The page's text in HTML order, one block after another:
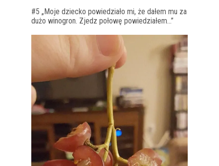
#5 „Moje dziecko powiedziało mi, że dałem mu za
dużo winogron. Zjedz połowę powiedziałem…”